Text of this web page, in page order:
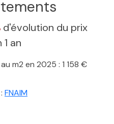
d'évolution du prix
an
m2 en 2025 : 1 158 €
FNAIM